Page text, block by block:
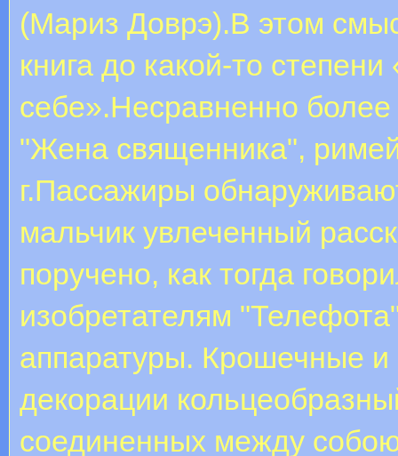
(Мариз Доврэ).В этом
книга до какой-то
себе».Несравненно
"Жена священника",
г.Пассажиры
мальчик увлеченный
поручено, как тогда
изобретателям
аппаратуры. Крошечные и
декорации
соединенных между